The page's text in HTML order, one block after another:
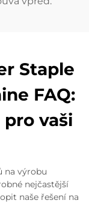
Staple
FAQ:
vaši
na výrobu
nejčastější
naše řešení na